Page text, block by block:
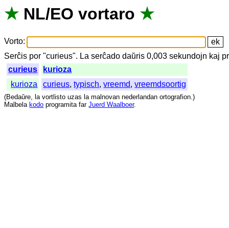
★ NL/EO vortaro ★
Vorto:
Serĉis por "curieus". La serĉado daŭris 0,003sekundojn kaj
curieus
kurioza
kurioza
curieus,typisch,vreemd,vreemdsoortig
(Bedaŭre, la vortlisto uzas la malnovan nederlandan ortografion.)
Malbela kodo programita far Juerd Waalboer.